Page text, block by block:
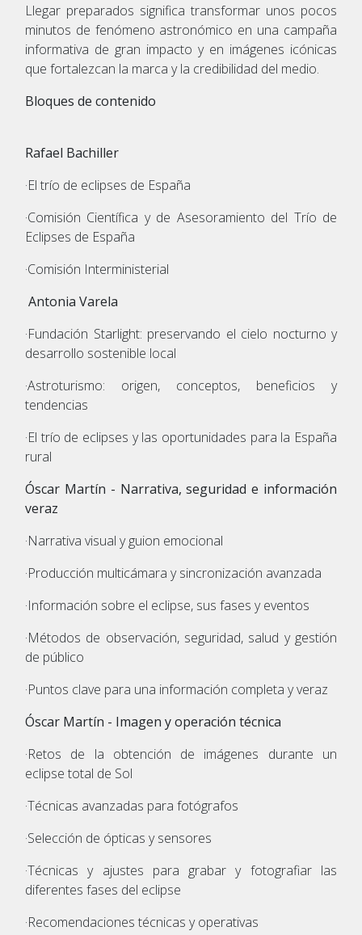
Llegar preparados significa transformar unos pocos
minutos de fenómeno astronómico en una campaña
informativa de gran impacto y en imágenes icónicas
que fortalezcan la marca y la credibilidad del medio.
Bloques de contenido
Rafael Bachiller
·El trío de eclipses de España
·Comisión Científica y de Asesoramiento del Trío de
Eclipses de España
·Comisión Interministerial
Antonia Varela
·Fundación Starlight: preservando el cielo nocturno y
desarrollo sostenible local
·Astroturismo: origen, conceptos, beneficios y
tendencias
·El trío de eclipses y las oportunidades para la España
rural
Óscar Martín - Narrativa, seguridad e información
veraz
·Narrativa visual y guion emocional
·Producción multicámara y sincronización avanzada
·Información sobre el eclipse, sus fases y eventos
·Métodos de observación, seguridad, salud y gestión
de público
·Puntos clave para una información completa y veraz
Óscar Martín - Imagen y operación técnica
·Retos de la obtención de imágenes durante un
eclipse total de Sol
·Técnicas avanzadas para fotógrafos
·Selección de ópticas y sensores
·Técnicas y ajustes para grabar y fotografiar las
diferentes fases del eclipse
·Recomendaciones técnicas y operativas